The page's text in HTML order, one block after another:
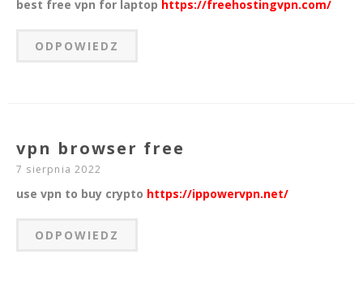
best free vpn for laptop https://freehostingvpn.com/
ODPOWIEDZ
vpn browser free
7 sierpnia 2022
use vpn to buy crypto https://ippowervpn.net/
ODPOWIEDZ